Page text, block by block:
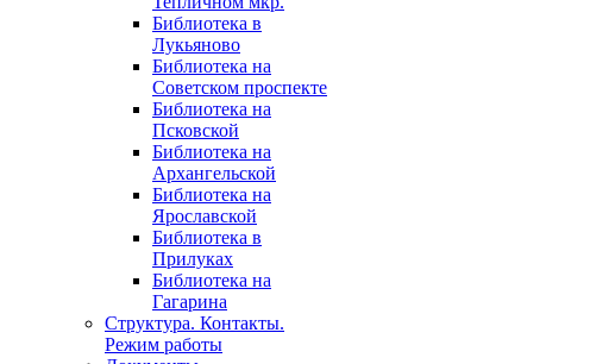
Библиотека в
Лукьяново
Библиотека на
Советском проспекте
Библиотека на
Псковской
Библиотека на
Архангельской
Библиотека на
Ярославской
Библиотека в
Прилуках
Библиотека на
Гагарина
Структура. Контакты.
Режим работы